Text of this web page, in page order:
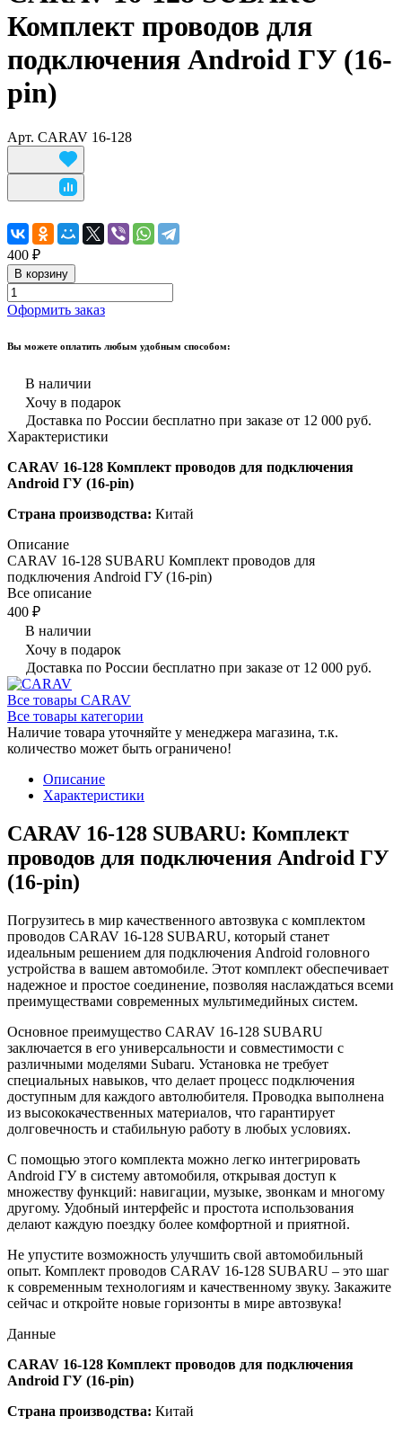
Комплект проводов для
подключения Android ГУ (16-
pin)
Арт. CARAV 16-128
400 ₽
В корзину
Оформить заказ
Вы можете оплатить любым удобным способом:
В наличии
Хочу в подарок
Доставка по России бесплатно при заказе от 12 000 руб.
Характеристики
CARAV 16-128 Комплект проводов для подключения
Android ГУ (16-pin)
Страна производства: Китай
Описание
CARAV 16-128 SUBARU Комплект проводов для
подключения Android ГУ (16-pin)
Все описание
400 ₽
В наличии
Хочу в подарок
Доставка по России бесплатно при заказе от 12 000 руб.
Все товары CARAV
Все товары категории
Наличие товара уточняйте у менеджера магазина, т.к.
количество может быть ограничено!
Описание
Характеристики
CARAV 16-128 SUBARU: Комплект
проводов для подключения Android ГУ
(16-pin)
Погрузитесь в мир качественного автозвука с комплектом
проводов CARAV 16-128 SUBARU, который станет
идеальным решением для подключения Android головного
устройства в вашем автомобиле. Этот комплект обеспечивает
надежное и простое соединение, позволяя наслаждаться всеми
преимуществами современных мультимедийных систем.
Основное преимущество CARAV 16-128 SUBARU
заключается в его универсальности и совместимости с
различными моделями Subaru. Установка не требует
специальных навыков, что делает процесс подключения
доступным для каждого автолюбителя. Проводка выполнена
из высококачественных материалов, что гарантирует
долговечность и стабильную работу в любых условиях.
С помощью этого комплекта можно легко интегрировать
Android ГУ в систему автомобиля, открывая доступ к
множеству функций: навигации, музыке, звонкам и многому
другому. Удобный интерфейс и простота использования
делают каждую поездку более комфортной и приятной.
Не упустите возможность улучшить свой автомобильный
опыт. Комплект проводов CARAV 16-128 SUBARU – это шаг
к современным технологиям и качественному звуку. Закажите
сейчас и откройте новые горизонты в мире автозвука!
Данные
CARAV 16-128 Комплект проводов для подключения
Android ГУ (16-pin)
Страна производства: Китай